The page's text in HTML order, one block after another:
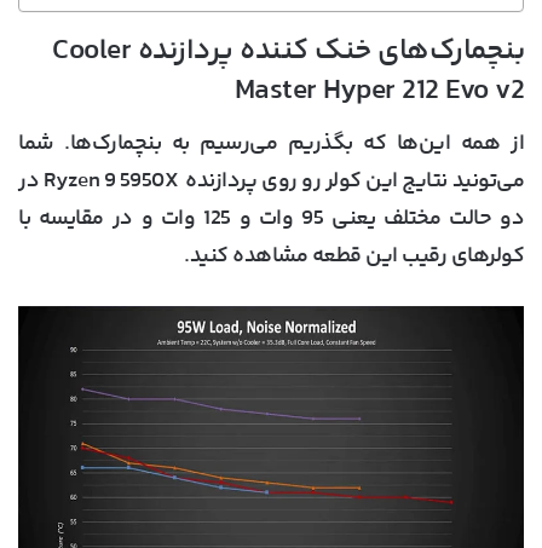
بنچمارک‌های خنک کننده پردازنده Cooler
Master Hyper 212 Evo v2
از همه این‌ها که بگذریم می‌رسیم به بنچمارک‌ها. شما
می‌تونید نتایج این کولر رو روی پردازنده Ryzen 9 5950X در
دو حالت مختلف یعنی 95 وات و 125 وات و در مقایسه با
کولرهای رقیب این قطعه مشاهده کنید.